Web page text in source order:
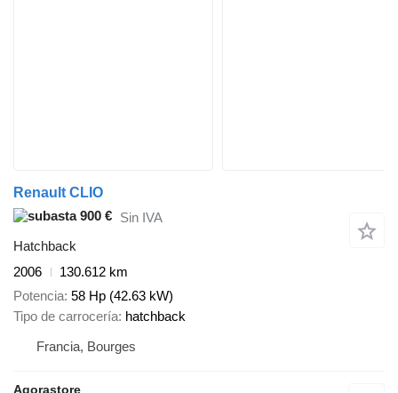
Renault CLIO
900 € Sin IVA
Hatchback
2006
130.612 km
Potencia 58 Hp (42.63 kW)
Tipo de carrocería hatchback
Francia, Bourges
Agorastore